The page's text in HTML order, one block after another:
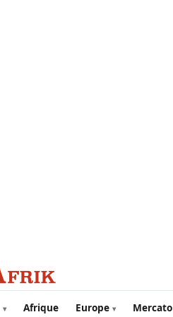
Afrique Europe Mercato